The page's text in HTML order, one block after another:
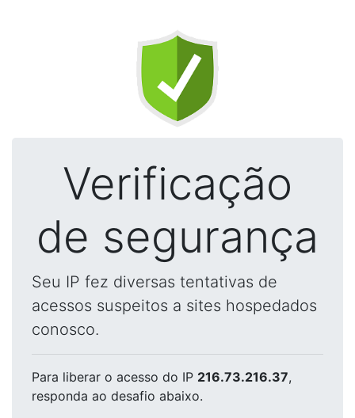
Verificação
de segurança
Seu IP fez diversas tentativas de
acessos suspeitos a sites hospedados
conosco.
Para liberar o acesso do IP 216.73.216.37,
responda ao desafio abaixo.